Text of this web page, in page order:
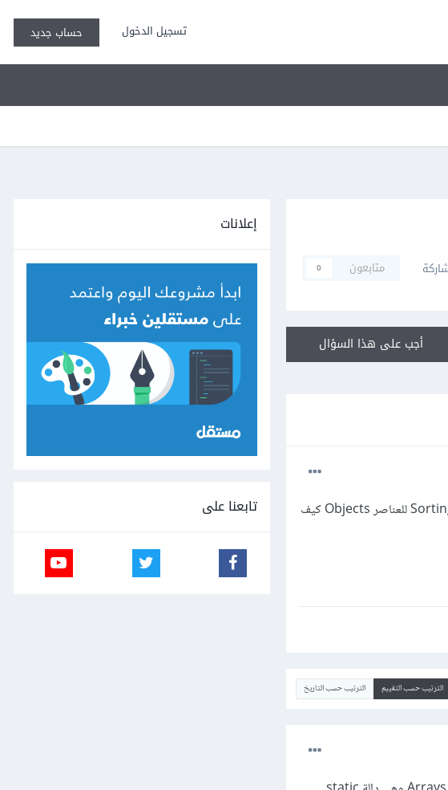
تسجيل الدخول حساب جديد
متابعون 0
أجب على هذا السؤال
عندي قائمة List من نوع Object في جافا كنت قد بينته مسبقًا، أحتاج لترتيب هذه القائمة أي عمل Sorting للعناصر Objects كيف
الترتيب حسب التقييم الترتيب حسب التاريخ
إعلانات
تابعنا على